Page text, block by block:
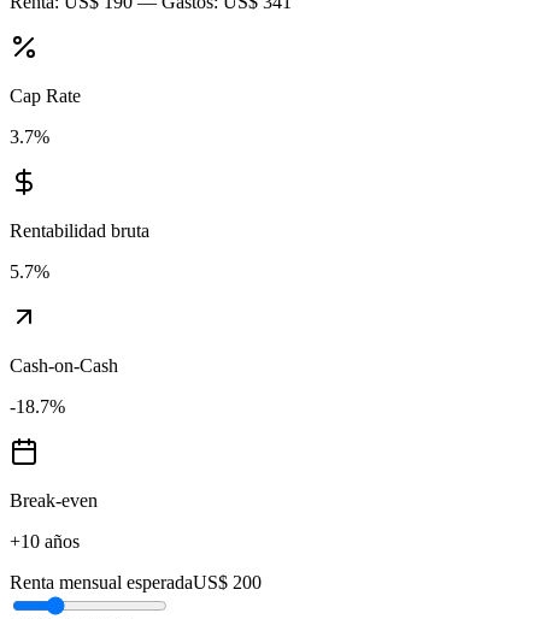
Cap Rate
3.7%
Rentabilidad bruta
5.7%
Cash-on-Cash
-18.7%
Break-even
+10 años
Renta mensual esperadaUS$ 200